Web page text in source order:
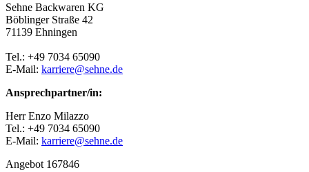
Sehne Backwaren KG
Böblinger Straße 42
71139 Ehningen
Tel.: +49 7034 65090
E-Mail: karriere@sehne.de
Ansprechpartner/in:
Herr Enzo Milazzo
Tel.: +49 7034 65090
E-Mail: karriere@sehne.de
Angebot 167846